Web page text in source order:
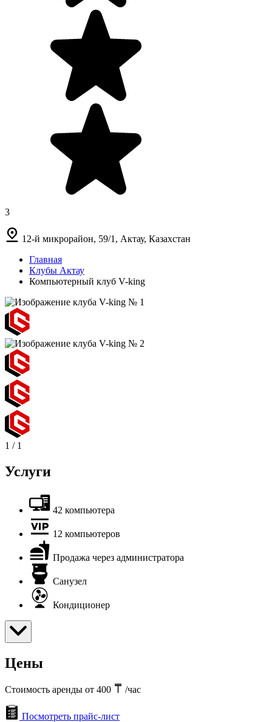
3
12-й микрорайон, 59/1, Актау, Казахстан
Главная
Клубы Актау
Компьютерный клуб V-king
1 / 1
Услуги
42 компьютера
12 компьютеров
Продажа через администратора
Санузел
Кондиционер
Цены
Стоимость аренды от 400 /час
Посмотреть прайс-лист